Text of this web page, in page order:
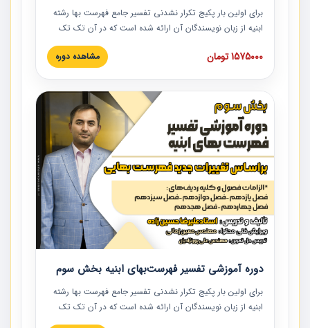
برای اولین بار پکیج تکرار نشدنی تفسیر جامع فهرست بها رشته
ابنیه از زبان نویسندگان آن ارائه شده است که در آن تک تک
ردیف ها و مطالب فهرست بها تفسیر و ارائه شده است. این
دوره به صورت کامل تصویری بوده و به همراه تصاویر عملیات
دوره با کلام مهندس علیرضاحسین‌زاده مدیر پروژه مهندسی
مشاور در امر بازنگری فهرست بها رشته ابنیه ارائه شده و به تمام
همکارانی که در حوزه صنعت ساخت در حال فعالیت هستند حتما
توصیه می کنیم از مطالب این دوره استفاده نمایند.
1575000 تومان مشاهده دوره
دوره آموزشی تفسیر فهرست‌بهای ابنیه بخش سوم
برای اولین بار پکیج تکرار نشدنی تفسیر جامع فهرست بها رشته
ابنیه از زبان نویسندگان آن ارائه شده است که در آن تک تک
ردیف ها و مطالب فهرست بها تفسیر و ارائه شده است. این